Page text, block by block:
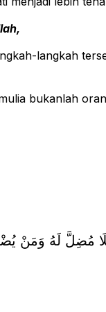
langkah
bukanlah
مُضِلَّ لَهُ وَمَنْ